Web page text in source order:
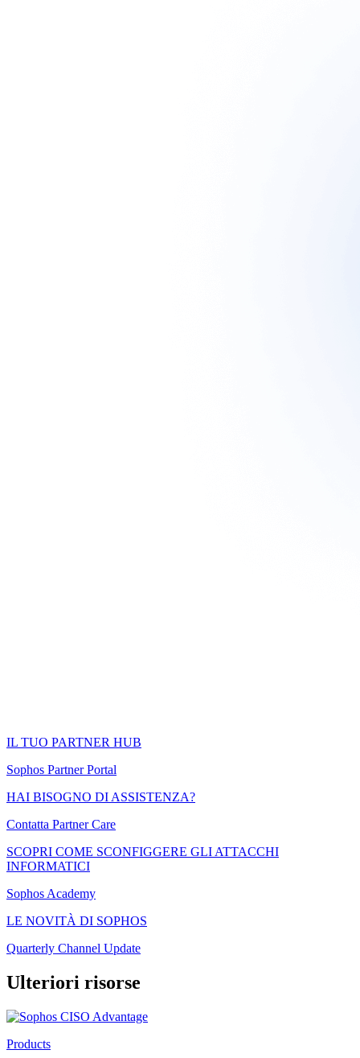
IL TUO PARTNER HUB
Sophos Partner Portal
HAI BISOGNO DI ASSISTENZA?
Contatta Partner Care
SCOPRI COME SCONFIGGERE GLI ATTACCHI
INFORMATICI
Sophos Academy
LE NOVITÀ DI SOPHOS
Quarterly Channel Update
Ulteriori risorse
Products